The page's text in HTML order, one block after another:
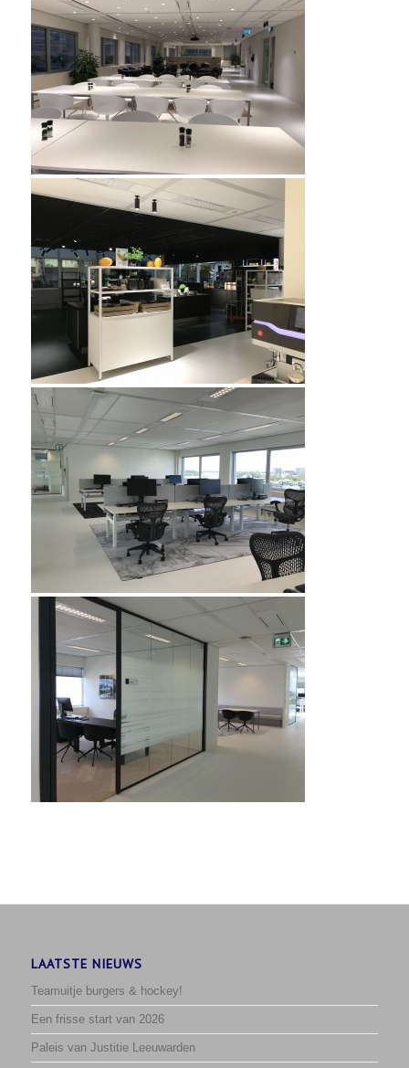
LAATSTE NIEUWS
Teamuitje burgers & hockey!
Een frisse start van 2026
Paleis van Justitie Leeuwarden